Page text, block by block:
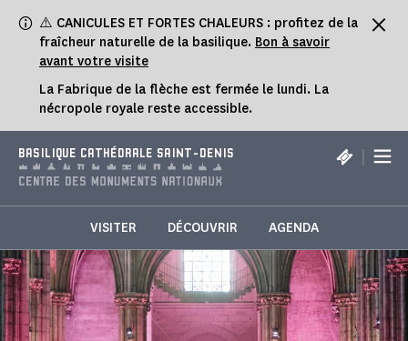
⚠️ CANICULES ET FORTES CHALEURS : profitez de la
fraîcheur naturelle de la basilique. Bon à savoir
avant votre visite
La Fabrique de la flèche est fermée le lundi. La
nécropole royale reste accessible.
BASILIQUE CATHÉDRALE SAINT-DENIS |
VISITER DÉCOUVRIR AGENDA